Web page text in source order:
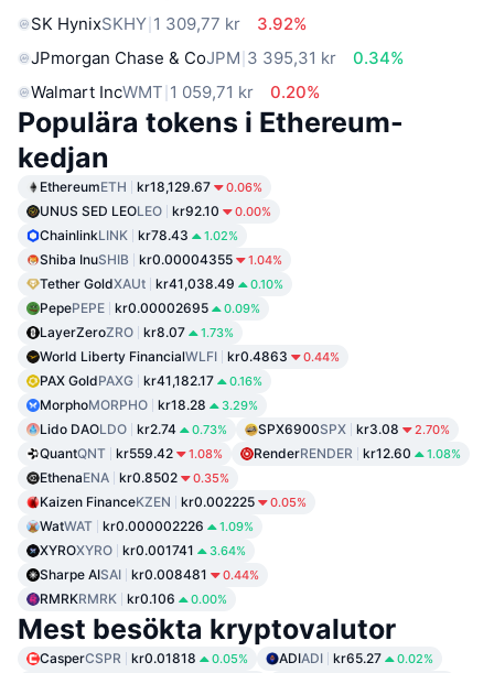
SK HynixSKHY 1 309,77 kr
3.92%
JPmorgan Chase & CoJPM 3 395,31 kr
0.34%
Walmart IncWMT 1 059,71 kr 0.20%
Populära tokens i Ethereum-
kedjan
EthereumETH kr18,129.67 0.06%
UNUS SED LEOLEO kr92.10 0.00%
ChainlinkLINK kr78.43 1.02%
Shiba InuSHIB kr0.00004355 1.04%
Tether GoldXAUt kr41,038.49 0.10%
PepePEPE kr0.00002695 0.09%
LayerZeroZRO kr8.07 1.73%
World Liberty FinancialWLFI kr0.4863 0.44%
PAX GoldPAXG kr41,182.17 0.16%
MorphoMORPHO kr18.28 3.29%
Lido DAOLDO kr2.74 0.73% SPX6900SPX kr3.08 2.70%
QuantQNT kr559.42 1.08% RenderRENDER kr12.60 1.08%
EthenaENA kr0.8502 0.35%
Kaizen FinanceKZEN kr0.002225 0.05%
WatWAT kr0.000002226 1.09%
XYROXYRO kr0.001741 3.64%
Sharpe AISAI kr0.008481 0.44%
RMRKRMRK kr0.106 0.00%
Mest besökta kryptovalutor
CasperCSPR kr0.01818 0.05% ADIADI kr65.27 0.02%